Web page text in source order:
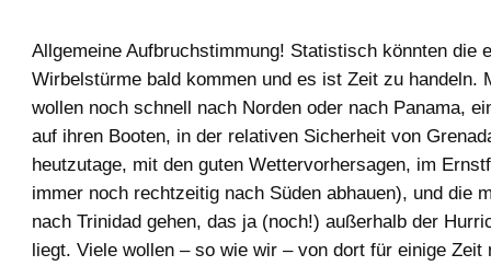
Allgemeine Aufbruchstimmung! Statistisch könnten die
Wirbelstürme bald kommen und es ist Zeit zu handeln.
wollen noch schnell nach Norden oder nach Panama,
auf ihren Booten, in der relativen Sicherheit von
heutzutage, mit den guten Wettervorhersagen, im
immer noch rechtzeitig nach Süden abhauen), und die
nach Trinidad gehen, das ja (noch!) außerhalb der
liegt. Viele wollen – so wie wir – von dort für einige Zeit